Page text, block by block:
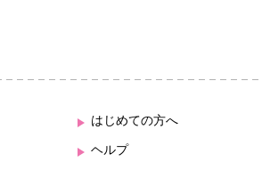
はじめての方へ
ヘルプ